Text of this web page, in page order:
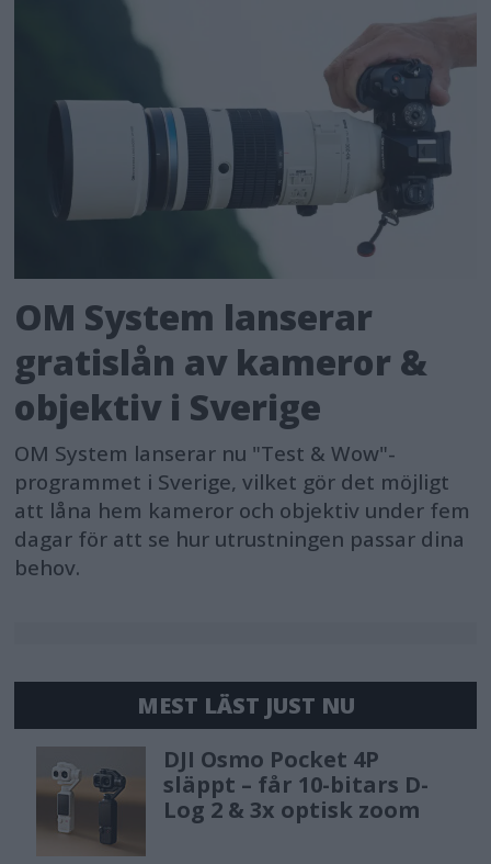
OM System lanserar
gratislån av kameror &
objektiv i Sverige
OM System lanserar nu "Test & Wow"-
programmet i Sverige, vilket gör det möjligt
att låna hem kameror och objektiv under fem
dagar för att se hur utrustningen passar dina
behov.
MEST LÄST JUST NU
DJI Osmo Pocket 4P
släppt – får 10-bitars D-
Log 2 & 3x optisk zoom